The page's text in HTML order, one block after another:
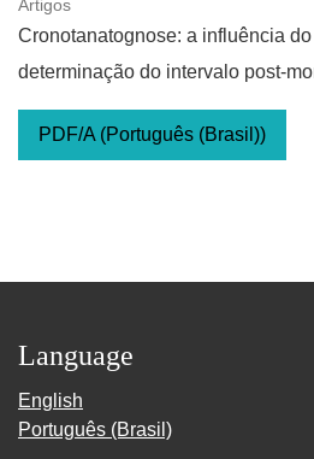
Artigos
Cronotanatognose: a influência
determinação do intervalo post-
PDF/A (Português (Brasil))
Language
English
Português (Brasil)